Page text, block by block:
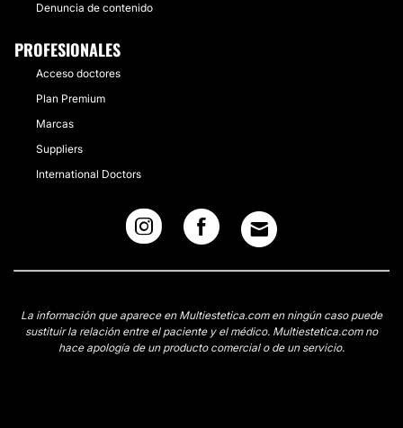
Denuncia de contenido
PROFESIONALES
Acceso doctores
Plan Premium
Marcas
Suppliers
International Doctors
La información que aparece en Multiestetica.com en ningún caso puede
sustituir la relación entre el paciente y el médico. Multiestetica.com no
hace apología de un producto comercial o de un servicio.